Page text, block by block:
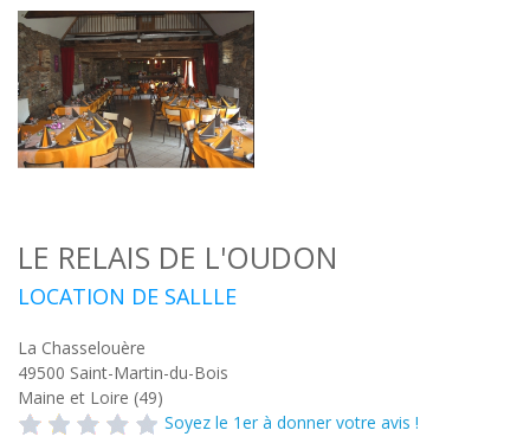
LE RELAIS DE L'OUDON
LOCATION DE SALLLE
La Chasselouère
49500 Saint-Martin-du-Bois
Maine et Loire (49)
Soyez le 1er à donner votre avis !